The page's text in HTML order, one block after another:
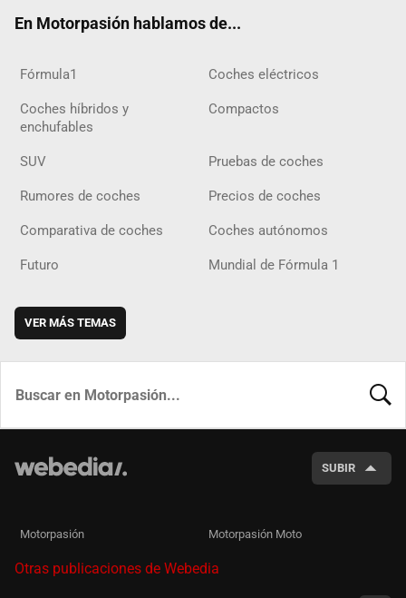
En Motorpasión hablamos de...
Fórmula1 Coches eléctricos
Coches híbridos y
enchufables
Compactos
SUV Pruebas de coches
Rumores de coches Precios de coches
Comparativa de coches Coches autónomos
Futuro Mundial de Fórmula 1
VER MÁS TEMAS
SUBIR
Motorpasión Motorpasión Moto
Otras publicaciones de Webedia